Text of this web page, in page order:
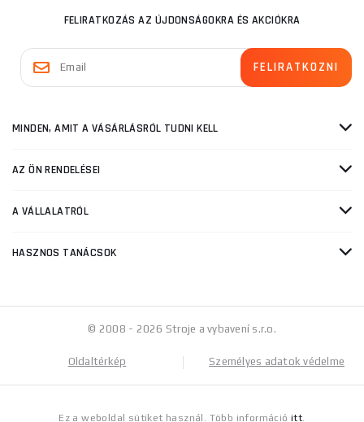
FELIRATKOZÁS AZ ÚJDONSÁGOKRA ÉS AKCIÓKRA
MINDEN, AMIT A VÁSÁRLÁSRÓL TUDNI KELL
AZ ÖN RENDELÉSEI
A VÁLLALATRÓL
HASZNOS TANÁCSOK
© 2008 - 2026 Stroje a vybavení s.r.o.
Oldaltérkép Személyes adatok védelme
Ez a weboldal sütiket használ. Több információitt.